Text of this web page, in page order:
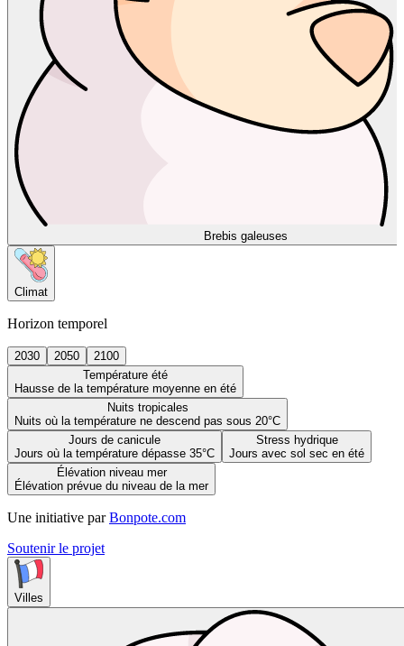
Brebis galeuses
Climat
Horizon temporel
2030 2050
2100
Température été
Hausse de la température moyenne en été
Nuits tropicales
Nuits où la température ne descend pas sous 20°C
Jours de canicule
Jours où la température dépasse 35°C
Stress hydrique
Jours avec sol sec en été
Élévation niveau mer
Élévation prévue du niveau de la mer
Une initiative par Bonpote.com
Soutenir le projet
Villes